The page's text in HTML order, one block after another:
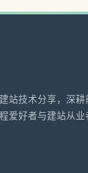
站技术分享，深
爱好者与建站从